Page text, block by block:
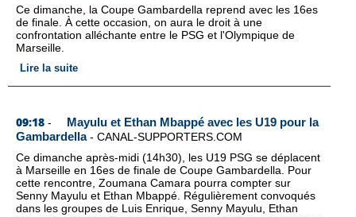
Ce dimanche, la Coupe Gambardella reprend avec les 16es
de finale. À cette occasion, on aura le droit à une
confrontation alléchante entre le PSG et l'Olympique de
Marseille.
Lire la suite
09:18 -
Mayulu et Ethan Mbappé avec les U19 pour la
Gambardella- CANAL-SUPPORTERS.COM
Ce dimanche après-midi (14h30), les U19 PSG se déplacent
à Marseille en 16es de finale de Coupe Gambardella. Pour
cette rencontre, Zoumana Camara pourra compter sur
Senny Mayulu et Ethan Mbappé. Régulièrement convoqués
dans les groupes de Luis Enrique, Senny Mayulu, Ethan